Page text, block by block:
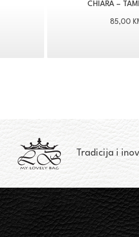
CHIARA –
85,00
Tradicija i